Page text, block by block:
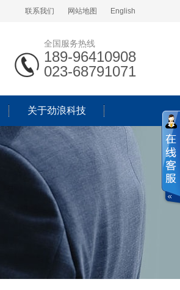
联系我们 网站地图 English
全国服务热线
189-96410908
023-68791071
关于劲浪科技